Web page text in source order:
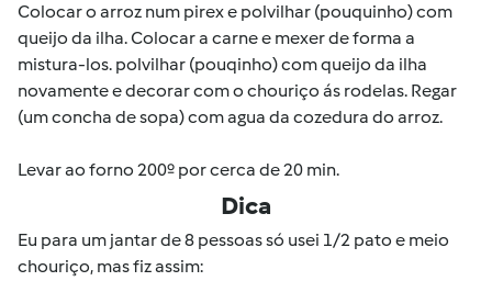
Colocar o arroz num pirex e polvilhar (pouquinho) com
queijo da ilha. Colocar a carne e mexer de forma a
mistura-los. polvilhar (pouqinho) com queijo da ilha
novamente e decorar com o chouriço ás rodelas. Regar
(um concha de sopa) com agua da cozedura do arroz.
Levar ao forno 200º por cerca de 20 min.
Dica
Eu para um jantar de 8 pessoas só usei 1/2 pato e meio
chouriço, mas fiz assim: